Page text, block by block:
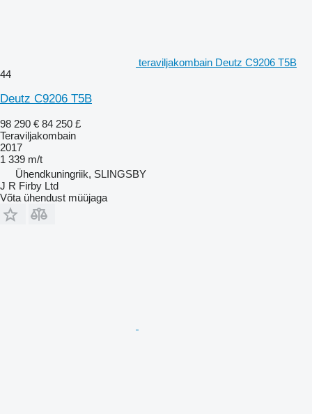
teraviljakombain Deutz C9206 T5B
44
Deutz C9206 T5B
98 290 € 84 250 £
Teraviljakombain
2017
1 339 m/t
Ühendkuningriik, SLINGSBY
J R Firby Ltd
Võta ühendust müüjaga